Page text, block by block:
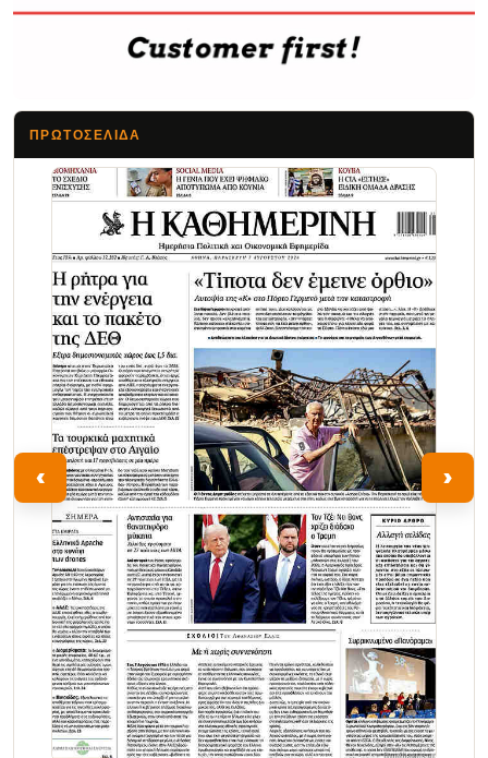
ΠΡΩΤΟΣΈΛΙΔΑ
‹ ›